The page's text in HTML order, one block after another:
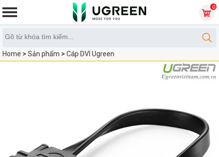
0
Home > Sản phẩm > Cáp DVI Ugreen